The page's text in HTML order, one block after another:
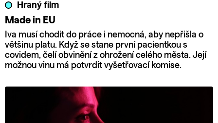
Hraný film
Made in EU
Iva musí chodit do práce i nemocná, aby nepřišla o
většinu platu. Když se stane první pacientkou s
covidem, čelí obvinění z ohrožení celého města. Její
možnou vinu má potvrdit vyšetřovací komise.